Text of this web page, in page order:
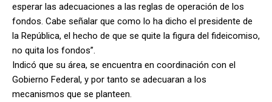
esperar las adecuaciones a las reglas de operación de los
fondos. Cabe señalar que como lo ha dicho el presidente de
la República, el hecho de que se quite la figura del fideicomiso,
no quita los fondos”.
Indicó que su área, se encuentra en coordinación con el
Gobierno Federal, y por tanto se adecuaran a los
mecanismos que se planteen.